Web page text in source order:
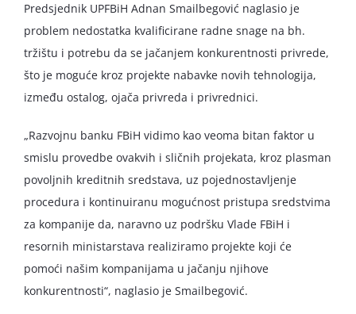
Predsjednik UPFBiH Adnan Smailbegović naglasio je
problem nedostatka kvalificirane radne snage na bh.
tržištu i potrebu da se jačanjem konkurentnosti privrede,
što je moguće kroz projekte nabavke novih tehnologija,
između ostalog, ojača privreda i privrednici.
„Razvojnu banku FBiH vidimo kao veoma bitan faktor u
smislu provedbe ovakvih i sličnih projekata, kroz plasman
povoljnih kreditnih sredstava, uz pojednostavljenje
procedura i kontinuiranu mogućnost pristupa sredstvima
za kompanije da, naravno uz podršku Vlade FBiH i
resornih ministarstava realiziramo projekte koji će
pomoći našim kompanijama u jačanju njihove
konkurentnosti“, naglasio je Smailbegović.